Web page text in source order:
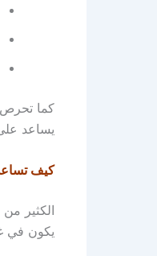
كما تحرص
يساعد
كيف
الكثير
يكون في